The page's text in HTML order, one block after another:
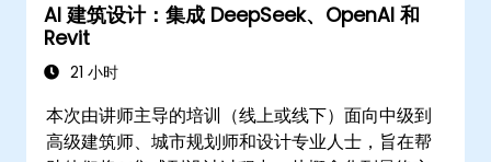
AI 建筑设计：集成 DeepSeek、OpenAI 和
Revit
21 小时
本次由讲师主导的培训（线上或线下）面向中级到
高级建筑师、城市规划师和设计专业人士，旨在帮